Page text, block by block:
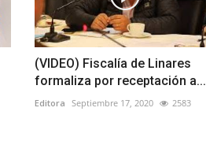
(VIDEO) Fiscalía de Linares
formaliza por receptación a...
Editora Septiembre 17, 2020 2583